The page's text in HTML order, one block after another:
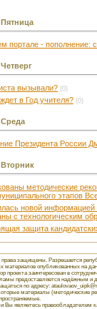
портале - пополнение:
вызывали? (0)
в Год учителя? (0)
Среда
Президента России
Вторник
методические
этапов
новой
с технологическим
защита
права защищены. Разрешается
материалов опубликованных на
проекта заинтересован в
предоставляется надёжным и
по адресу:
материалы (методические
Вы являетесь правообладателем